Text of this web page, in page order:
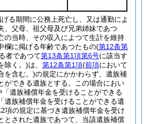
る期間に公務上死亡し、又は通勤によ
、父母、祖父母及び兄弟姉妹であつ
の当時、その収入によつて生計を維持
欄に掲げる年齢であつたもの(第12条第
者であつて第13条第1項第6号に該当す
除く。)は、 第12条第1項(前項において
を含む。)の規定にかかわらず、遺族補
できる遺族とする。
この場合におい
「遺族補償年金を受けることができる
遺族補償年金を受けることができる遺
項の規定に基づき遺族補償年金を受け
とされた遺族であつて、当該遺族補償